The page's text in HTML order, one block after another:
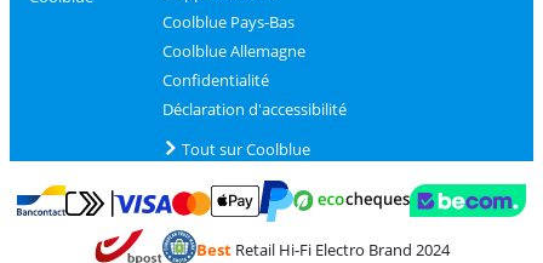
Coolblue Pays-Bas
Coolblue Allemagne
Confidentialité
Déclaration d'accessibilité
Tout sur Coolblue
Payer avec Bancontact
Payer avec MasterCard et Visa via ClickToPay
Payer avec PayPal
BestRetail Hi-Fi Electro Brand 2024